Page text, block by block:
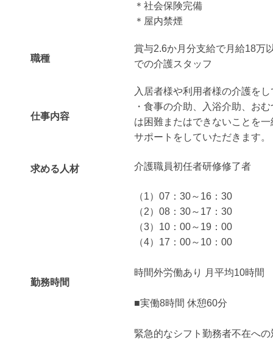
＊社会保険完備
＊屋内禁煙
職種
賞与2.6か月分支給で月給18万
での介護スタッフ
仕事内容
入居者様や利用者様の介護を
・食事の介助、入浴介助、お
は困難またはできないことを
サポートをしていただきます。
求める人材 介護職員初任者研修修了者
勤務時間
（1）07：30～16：30
（2）08：30～17：30
（3）10：00～19：00
（4）17：00～10：00
時間外労働あり 月平均10時間
■実働8時間 休憩60分
緊急的なシフト勤務者不在へ